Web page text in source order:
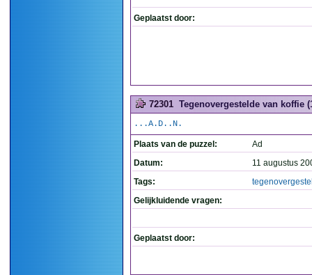
Geplaatst door:
72301 Tegenovergestelde van koffie
...A.D..N.
Plaats van de puzzel:
Ad
Datum:
11 augustus
Tags:
Gelijkluidende vragen:
Geplaatst door: